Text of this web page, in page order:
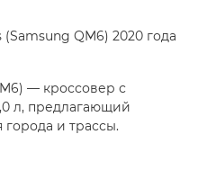
QM6) 2020 года
— кроссовер с
л, предлагающий
и трассы.